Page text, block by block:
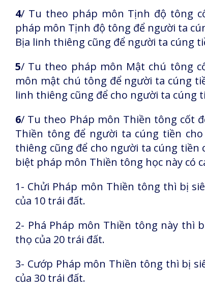
4/ Tu theo pháp môn Tịnh độ tông
pháp môn Tịnh độ tông để người ta
Bịa linh thiêng cũng để người ta cúng
5/ Tu theo pháp môn Mật chú tông
môn mật chú tông để người ta cúng
linh thiêng cũng để cho người ta cúng
6/ Tu theo Pháp môn Thiền tông cốt
Thiền tông để người ta cúng tiền
thiêng cũng để cho người ta cúng
biệt pháp môn Thiền tông học này có
1- Chửi Pháp môn Thiền tông thì bị
của 10 trái đất.
2- Phá Pháp môn Thiền tông này thì
thọ của 20 trái đất.
3- Cướp Pháp môn Thiền tông thì bị
của 30 trái đất.